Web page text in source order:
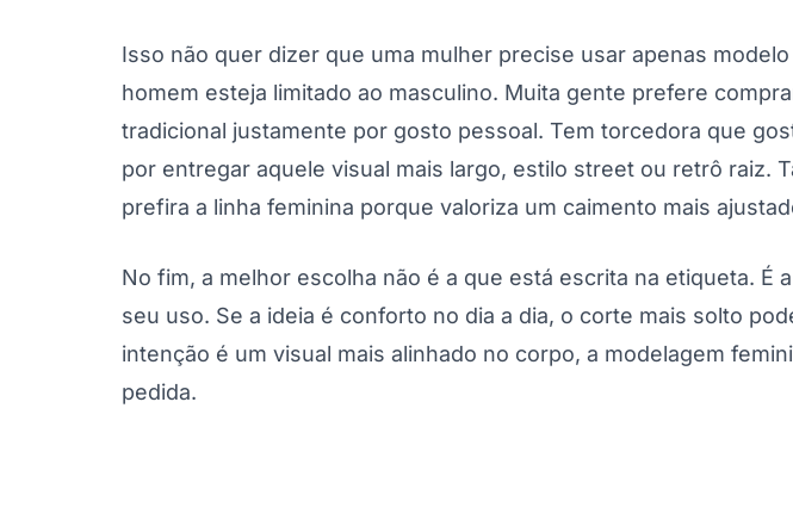
Isso não quer dizer que uma mulher precise usar apenas
homem esteja limitado ao masculino. Muita gente prefere
tradicional justamente por gosto pessoal. Tem torcedora que
por entregar aquele visual mais largo, estilo street ou retrô raiz.
prefira a linha feminina porque valoriza um caimento mais
No fim, a melhor escolha não é a que está escrita na etiqueta. É
seu uso. Se a ideia é conforto no dia a dia, o corte mais solto
intenção é um visual mais alinhado no corpo, a modelagem
pedida.